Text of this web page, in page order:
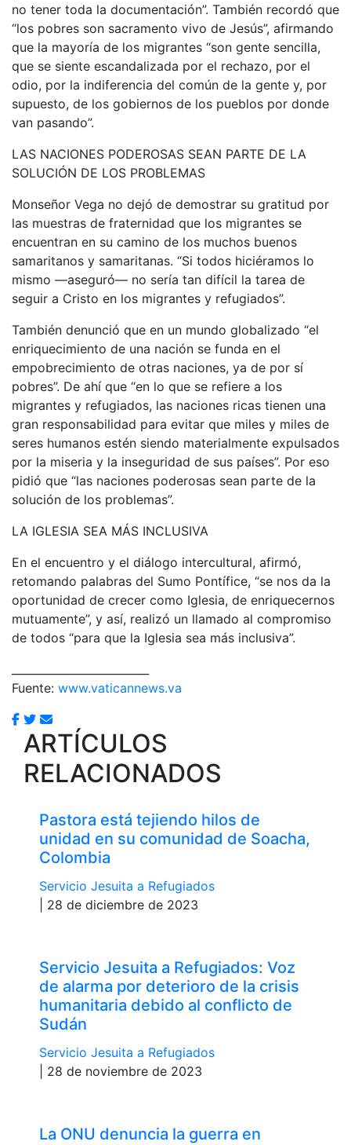
no tener toda la documentación”. También recordó que
“los pobres son sacramento vivo de Jesús”, afirmando
que la mayoría de los migrantes “son gente sencilla,
que se siente escandalizada por el rechazo, por el
odio, por la indiferencia del común de la gente y, por
supuesto, de los gobiernos de los pueblos por donde
van pasando”.
LAS NACIONES PODEROSAS SEAN PARTE DE LA
SOLUCIÓN DE LOS PROBLEMAS
Monseñor Vega no dejó de demostrar su gratitud por
las muestras de fraternidad que los migrantes se
encuentran en su camino de los muchos buenos
samaritanos y samaritanas. “Si todos hiciéramos lo
mismo —aseguró— no sería tan difícil la tarea de
seguir a Cristo en los migrantes y refugiados”.
También denunció que en un mundo globalizado “el
enriquecimiento de una nación se funda en el
empobrecimiento de otras naciones, ya de por sí
pobres”. De ahí que “en lo que se refiere a los
migrantes y refugiados, las naciones ricas tienen una
gran responsabilidad para evitar que miles y miles de
seres humanos estén siendo materialmente expulsados
por la miseria y la inseguridad de sus países”. Por eso
pidió que “las naciones poderosas sean parte de la
solución de los problemas”.
LA IGLESIA SEA MÁS INCLUSIVA
En el encuentro y el diálogo intercultural, afirmó,
retomando palabras del Sumo Pontífice, “se nos da la
oportunidad de crecer como Iglesia, de enriquecernos
mutuamente”, y así, realizó un llamado al compromiso
de todos “para que la Iglesia sea más inclusiva”.
Fuente: www.vaticannews.va
ARTÍCULOS
RELACIONADOS
Pastora está tejiendo hilos de
unidad en su comunidad de Soacha,
Colombia
Servicio Jesuita a Refugiados
| 28 de diciembre de 2023
Servicio Jesuita a Refugiados: Voz
de alarma por deterioro de la crisis
humanitaria debido al conflicto de
Sudán
Servicio Jesuita a Refugiados
| 28 de noviembre de 2023
La ONU denuncia la guerra en